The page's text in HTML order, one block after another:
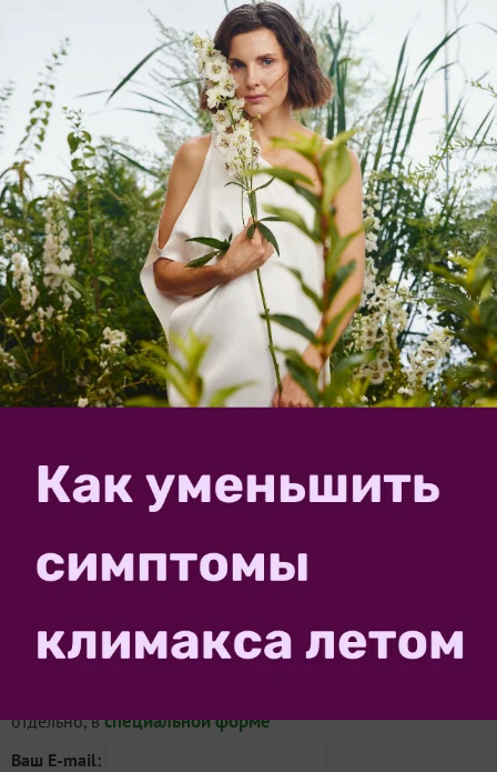
ЭКСПЕРТ
Василий
Кострома
30 марта 2024, 11:43
Обычно в августе, ближе к осени, летают совки —
бабочки. И если их очень много в некоторые годы, то
они и томатами не брезгуют. Поэтому, если что для
еды — обрабатываем препаратом Фитоверм. Если им
зелеными лежать созревать, то можно и Танреком
или Конфидором поработать. Надеюсь, что это не
карантинный бахромчатокрылый мотылек был,
который лишил томатов арабские страны. Как то так.
Удачи.
Ответить ✿ 4Спасибо!
Пожалуйста, оставьте комментарий
отдельно, вспециальной форме
Ваш E-mail: